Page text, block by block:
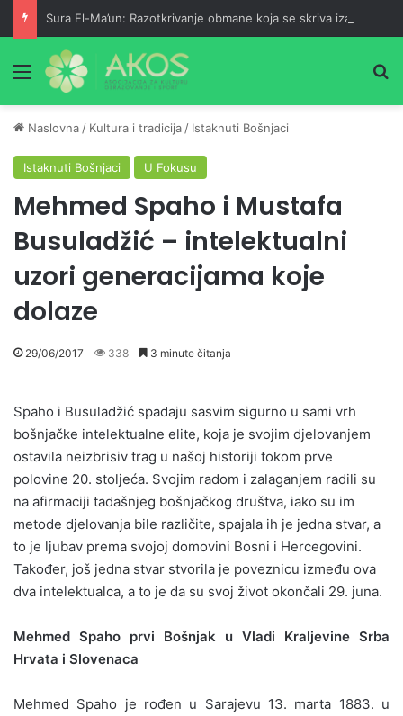
Meni
Naslovna / Kultura i tradicija / Istaknuti Bošnjaci
Istaknuti Bošnjaci U Fokusu
Mehmed Spaho i Mustafa
Busuladžić – intelektualni
uzori generacijama koje
dolaze
29/06/2017 338 3 minute čitanja
Spaho i Busuladžić spadaju sasvim sigurno u sami vrh
bošnjačke intelektualne elite, koja je svojim djelovanjem
ostavila neizbrisiv trag u našoj historiji tokom prve
polovine 20. stoljeća. Svojim radom i zalaganjem radili su
na afirmaciji tadašnjeg bošnjačkog društva, iako su im
metode djelovanja bile različite, spajala ih je jedna stvar, a
to je ljubav prema svojoj domovini Bosni i Hercegovini.
Također, još jedna stvar stvorila je poveznicu između ova
dva intelektualca, a to je da su svoj život okončali 29. juna.
Mehmed Spaho prvi Bošnjak u Vladi Kraljevine Srba
Hrvata i Slovenaca
Mehmed Spaho je rođen u Sarajevu 13. marta 1883. u